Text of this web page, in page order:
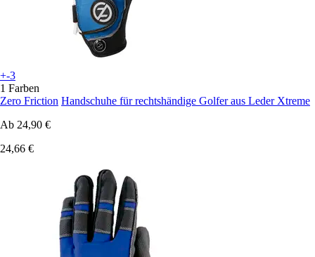
+-3
1 Farben
Zero Friction Handschuhe für rechtshändige Golfer aus Leder Xtreme
Ab 24,90 €
24,66 €